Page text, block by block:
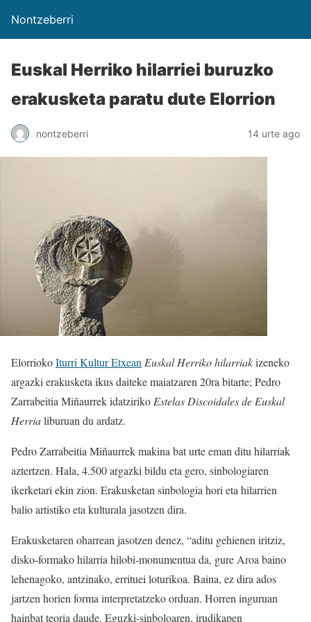
Nontzeberri
Euskal Herriko hilarriei buruzko
erakusketa paratu dute Elorrion
nontzeberri 14 urte ago
ElorriokoIturri Kultur Etxean Euskal Herriko hilarriakizeneko
argazki erakusketa ikus daiteke maiatzaren 20ra bitarte; Pedro
Zarrabeitia Miñaurrek idatziriko Estelas Discoidales de Euskal
Herrialiburuan du ardatz.
Pedro Zarrabeitia Miñaurrek makina bat urte eman ditu hilarriak
aztertzen. Hala, 4.500 argazki bildu eta gero, sinbologiaren
ikerketari ekin zion. Erakusketan sinbologia hori eta hilarrien
balio artistiko eta kulturala jasotzen dira.
Erakusketaren oharrean jasotzen denez, “aditu gehienen iritziz,
disko-formako hilarria hilobi-monumentua da, gure Aroa baino
lehenagoko, antzinako, errituei loturikoa. Baina, ez dira ados
jartzen horien forma interpretatzeko orduan. Horren inguruan
hainbat teoria daude. Eguzki-sinboloaren, irudikapen